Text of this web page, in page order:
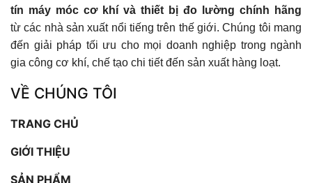
tín máy móc cơ khí và thiết bị đo lường chính hãng
từ các nhà sản xuất nổi tiếng trên thế giới. Chúng tôi mang
đến giải pháp tối ưu cho mọi doanh nghiệp trong ngành
gia công cơ khí, chế tạo chi tiết đến sản xuất hàng loạt.
VỀ CHÚNG TÔI
TRANG CHỦ
GIỚI THIỆU
SẢN PHẨM